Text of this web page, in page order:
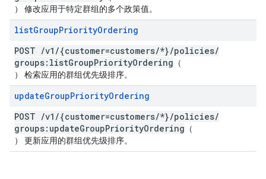
） 修改应用于特定群组的多个政策值。
listGroupPriorityOrdering
POST /v1 /{customer=customers/*}/policies/
groups:listGroupPriorityOrdering （
） 检索应用的群组优先级排序。
updateGroupPriorityOrdering
POST /v1 /{customer=customers/*}/policies/
groups:updateGroupPriorityOrdering （
） 更新应用的群组优先级排序。